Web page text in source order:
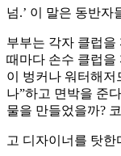
넘.’ 이 말은 동반자
부부는 각자 클럽
때마다 손수 클럽을
이 벙커나 워터해저
나”하고 면박을 준
물을 만들었을까?
고 디자이너를 탓한